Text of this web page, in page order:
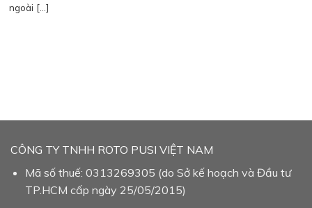
ngoài […]
CÔNG TY TNHH ROTO PUSI VIỆT NAM
Mã số thuế: 0313269305 (do Sở kế hoạch và Đầu tư
TP.HCM cấp ngày 25/05/2015)